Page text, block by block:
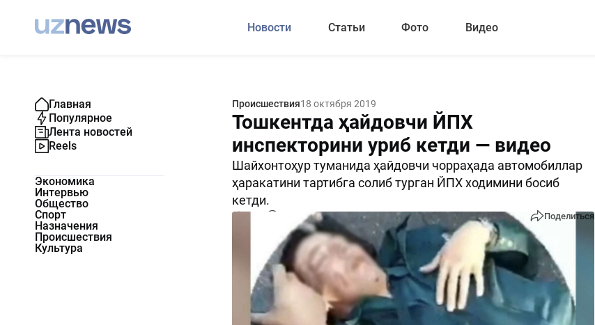
Новости Статьи Фото Видео
Главная
Популярное
Лента новостей
Reels
Экономика
Интервью
Общество
Спорт
Назначения
Происшествия
Культура
Происшествия18 октября 2019
Тошкентда ҳайдовчи ЙПХ
инспекторини уриб кетди — видео
Шайхонтоҳур туманида ҳайдовчи чорраҳада автомобиллар
ҳаракатини тартибга солиб турган ЙПХ ходимини босиб
кетди.
Поделиться